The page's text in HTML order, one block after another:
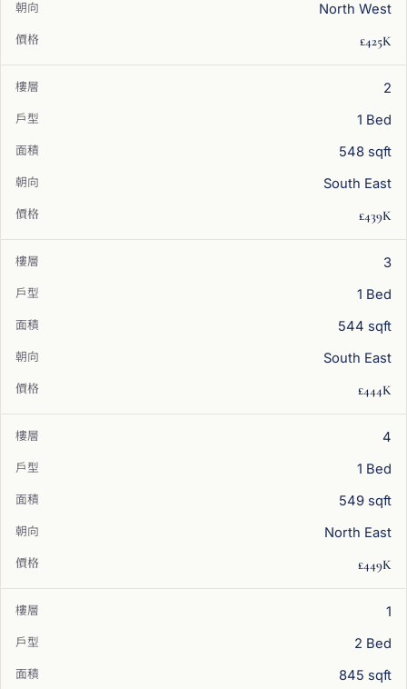
North West
£425K
2
1 Bed
548 sqft
South East
£439K
3
1 Bed
544 sqft
South East
£444K
4
1 Bed
549 sqft
North East
£449K
1
2 Bed
845 sqft